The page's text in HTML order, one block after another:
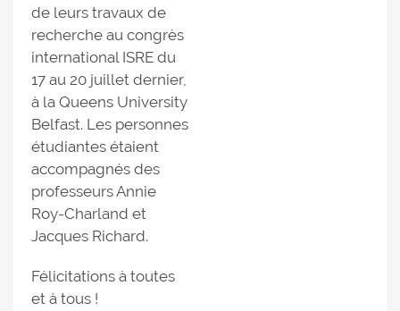
de leurs travaux de
recherche au congrès
international ISRE du
17 au 20 juillet dernier,
à la Queens University
Belfast. Les personnes
étudiantes étaient
accompagnés des
professeurs Annie
Roy-Charland et
Jacques Richard.
Félicitations à toutes
et à tous !